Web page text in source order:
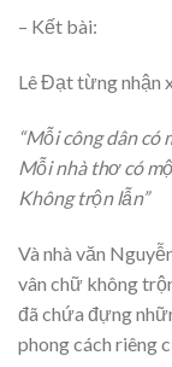
– Kết bài:
Lê Đạt từng nhận
“Mỗi công dân có
Mỗi nhà thơ có
Không trộn lẫn”
Và nhà văn
vân chữ không
đã chứa đựng
phong cách riêng